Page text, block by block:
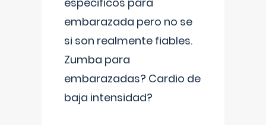
embarazada pero no se
si son realmente fiables.
Zumba para
embarazadas? Cardio de
baja intensidad?